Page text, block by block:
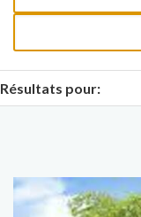
Résultats pour: